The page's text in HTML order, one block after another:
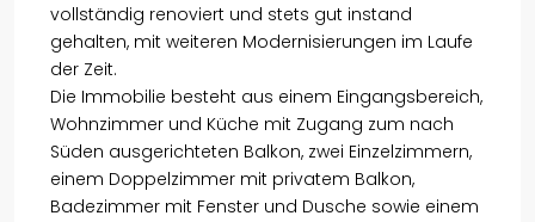
vollständig renoviert und stets gut instand
gehalten, mit weiteren Modernisierungen im Laufe
der Zeit.
Die Immobilie besteht aus einem Eingangsbereich,
Wohnzimmer und Küche mit Zugang zum nach
Süden ausgerichteten Balkon, zwei Einzelzimmern,
einem Doppelzimmer mit privatem Balkon,
Badezimmer mit Fenster und Dusche sowie einem